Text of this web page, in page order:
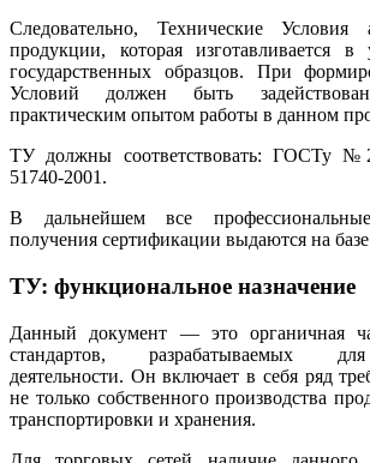
Следовательно, Технические
продукции, которая изготавливается в
государственных образцов. При
Условий должен быть
практическим опытом работы в данном
ТУ должны соответствовать: ГОСТу
51740-2001.
В дальнейшем все
получения сертификации выдаются на
ТУ: функциональное назначение
Данный документ — это органичная
стандартов, разрабатываемых для
деятельности. Он включает в себя ряд
не только собственного производства
транспортировки и хранения.